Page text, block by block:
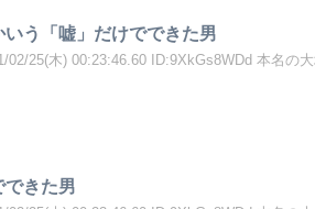
いう「嘘」だけでできた男
02/25(木) 00:23:46.60 ID:9XkGs8WDd 本名の
きた男